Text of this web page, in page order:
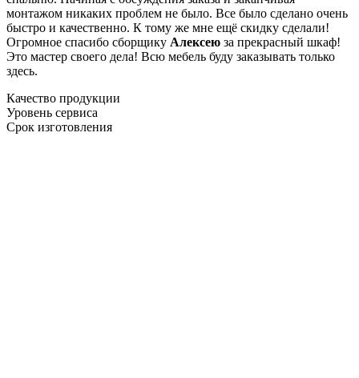
монтажом никаких проблем не было. Все было сделано очень
быстро и качественно. К тому же мне ещё скидку сделали!
Огромное спасибо сборщику Алексею за прекрасный шкаф!
Это мастер своего дела! Всю мебель буду заказывать только
здесь.
Качество продукции
Уровень сервиса
Срок изготовления